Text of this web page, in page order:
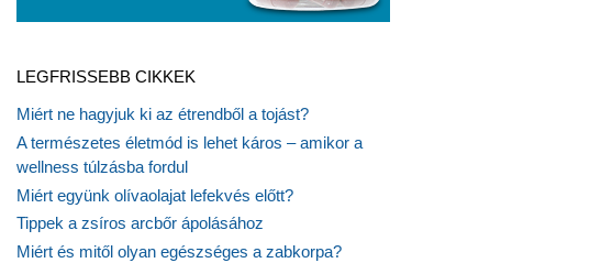
LEGFRISSEBB CIKKEK
Miért ne hagyjuk ki az étrendből a tojást?
A természetes életmód is lehet káros – amikor a
wellness túlzásba fordul
Miért együnk olívaolajat lefekvés előtt?
Tippek a zsíros arcbőr ápolásához
Miért és mitől olyan egészséges a zabkorpa?